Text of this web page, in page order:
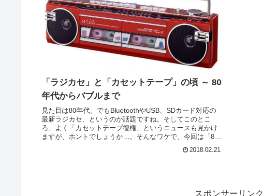
「ラジカセ」と「カセットテープ」の頃 ～ 80
年代からバブルまで
見た目は80年代、でもBluetoothやUSB、SDカード対応の
最新ラジカセ、というのが話題ですね。そしてこのとこ
ろ、よく「カセットテープ復権」というニュースも見かけ
ますが、ホントでしょうか…。そんなワケで、今回は「80
2018.02.21
スポンサーリンク